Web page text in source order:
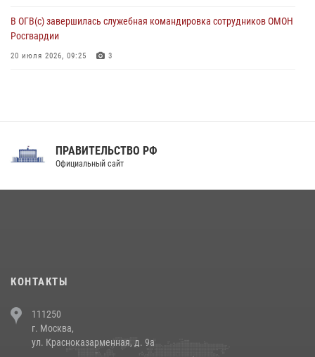
В ОГВ(с) завершилась служебная командировка сотрудников ОМОН
Росгвардии
20 июля 2026, 09:25 3
Праздник «Один день с Росгвардией» к 105-летию Центрального
напавших на бригаду скорой помощи (видео)
14 июля 2026, 12:20
ПРАВИТЕЛЬСТВО РФ
Официальный сайт
КОНТАКТЫ
111250
г. Москва,
ул. Красноказарменная, д. 9а